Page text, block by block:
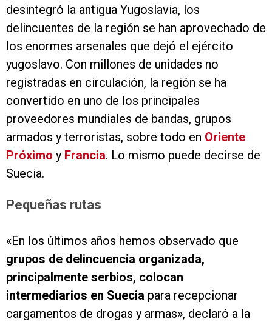
desintegró la antigua Yugoslavia, los
delincuentes de la región se han aprovechado de
los enormes arsenales que dejó el ejército
yugoslavo. Con millones de unidades no
registradas en circulación, la región se ha
convertido en uno de los principales
proveedores mundiales de bandas, grupos
armados y terroristas, sobre todo en Oriente
Próximo y Francia. Lo mismo puede decirse de
Suecia.
Pequeñas rutas
«En los últimos años hemos observado que
grupos de delincuencia organizada,
principalmente serbios, colocan
intermediarios en Suecia para recepcionar
cargamentos de drogas y armas», declaró a la